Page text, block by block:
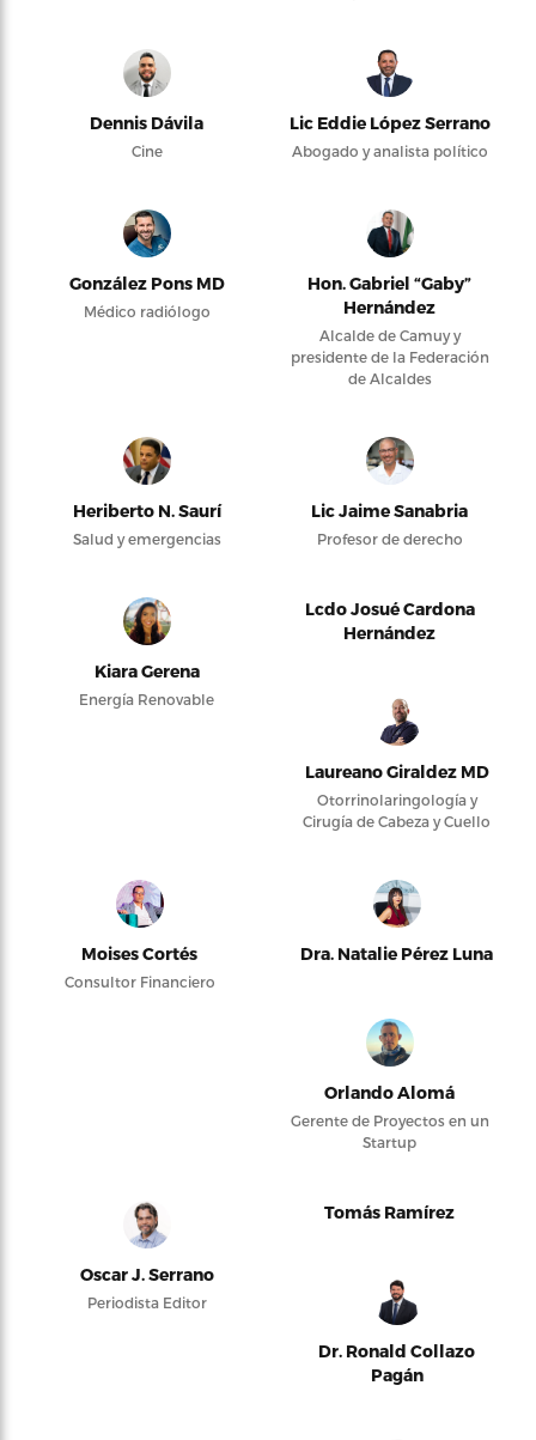
Dennis Dávila
Cine
Lic Eddie López Serrano
Abogado y analista político
González Pons MD
Médico radiólogo
Hon. Gabriel “Gaby”
Hernández
Alcalde de Camuy y
presidente de la Federación
de Alcaldes
Heriberto N. Saurí
Salud y emergencias
Lic Jaime Sanabria
Profesor de derecho
Kiara Gerena
Energía Renovable
Lcdo Josué Cardona
Hernández
Laureano Giraldez MD
Otorrinolaringología y
Cirugía de Cabeza y Cuello
Moises Cortés
Consultor Financiero
Dra. Natalie Pérez Luna
Orlando Alomá
Gerente de Proyectos en un
Startup
Oscar J. Serrano
Periodista Editor
Tomás Ramírez
Dr. Ronald Collazo
Pagán